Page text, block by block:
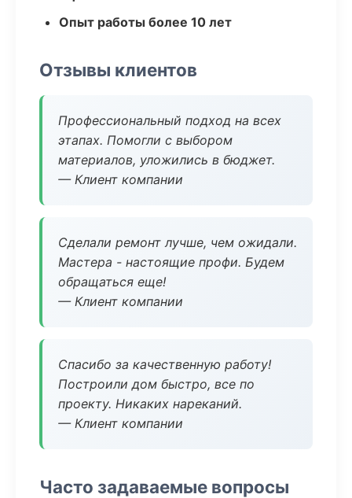
Опыт работы более 10 лет
Отзывы клиентов
Профессиональный подход на всех
этапах. Помогли с выбором
материалов, уложились в бюджет.
— Клиент компании
Сделали ремонт лучше, чем ожидали.
Мастера - настоящие профи. Будем
обращаться еще!
— Клиент компании
Спасибо за качественную работу!
Построили дом быстро, все по
проекту. Никаких нареканий.
— Клиент компании
Часто задаваемые вопросы